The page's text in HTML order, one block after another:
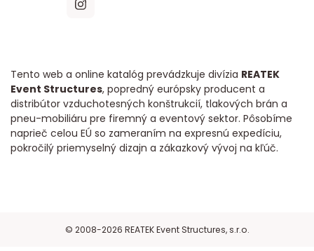
Tento web a online katalóg prevádzkuje divízia REATEK
Event Structures, popredný európsky producent a
distribútor vzduchotesných konštrukcií, tlakových brán a
pneu-mobiliáru pre firemný a eventový sektor. Pôsobíme
naprieč celou EÚ so zameraním na expresnú expedíciu,
pokročilý priemyselný dizajn a zákazkový vývoj na kľúč.
© 2008-2026 REATEK Event Structures, s.r.o.